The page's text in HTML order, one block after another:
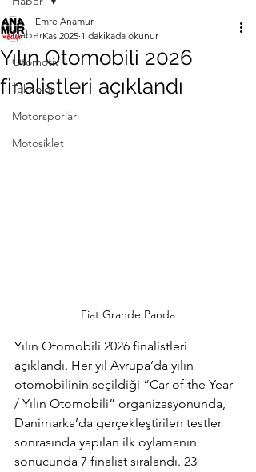
Haber
Otomotiv
Teknoloji
Motorsporları
Motosiklet
Yılın Otomobili 2026
finalistleri açıklandı
Emre Anamur
1 Kas 2025 1 dakikada okunur
Fiat Grande Panda
Yılın Otomobili 2026 finalistleri
açıklandı. Her yıl Avrupa’da yılın
otomobilinin seçildiği “Car of the Year
/ Yılın Otomobili” organizasyonunda,
Danimarka’da gerçekleştirilen testler
sonrasında yapılan ilk oylamanın
sonucunda 7 finalist sıralandı. 23